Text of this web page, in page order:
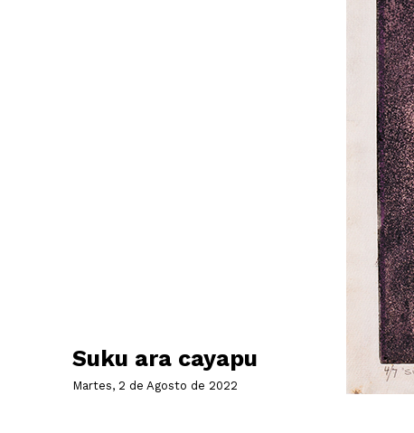
Suku ara cayapu
Martes, 2 de Agosto de 2022